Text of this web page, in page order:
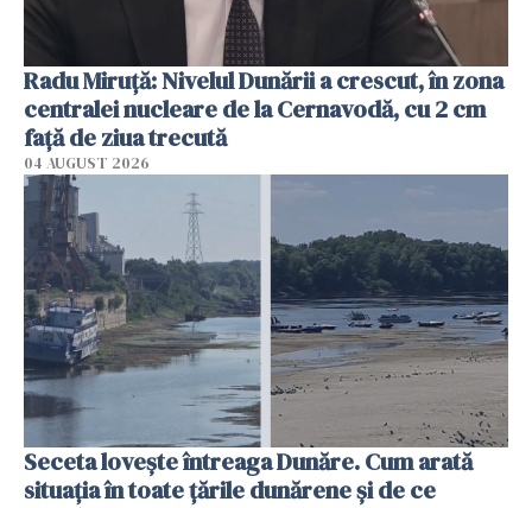
Radu Miruţă: Nivelul Dunării a crescut, în zona
centralei nucleare de la Cernavodă, cu 2 cm
faţă de ziua trecută
04 AUGUST 2026
Seceta lovește întreaga Dunăre. Cum arată
situația în toate țările dunărene și de ce